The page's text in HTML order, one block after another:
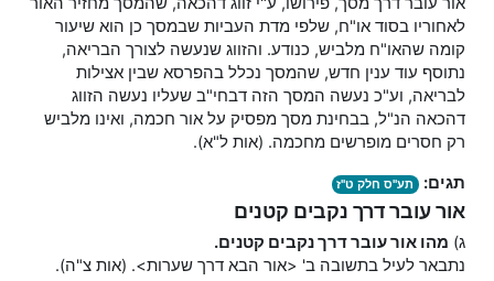
לאחוריו בסוד או"ח, שלפי מדת העביות שבמסך כן הוא שיעור
קומה שהאו"ח מלביש, כנודע. והזווג שנעשה לצורך הבריאה,
נתוסף עוד ענין חדש, שהמסך נכלל בהפרסא שבין אצילות
לבריאה, וע"כ נעשה המסך הזה דבחי"ב שעליו נעשה הזווג
דהכאה הנ"ל, בבחינת מסך מפסיק על אור חכמה, ואינו מלביש
רק חסרים מופרשים מחכמה. (אות ל"א).
תגים: תע"ס חלק ט"ז
אור עובר דרך נקבים קטנים
ג) מהו אור עובר דרך נקבים קטנים.
נתבאר לעיל בתשובה ב' <אור הבא דרך שערות>. (אות צ"ה).